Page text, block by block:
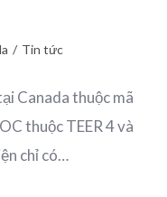
/ Tin tức
Canada thuộc mã
thuộc TEER 4 và
chỉ có…